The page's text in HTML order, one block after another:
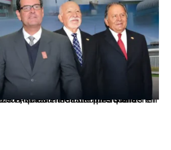
una fuerte presencia en Áncash mediante inversiones en comercio, educación, salud e industria pesquera.